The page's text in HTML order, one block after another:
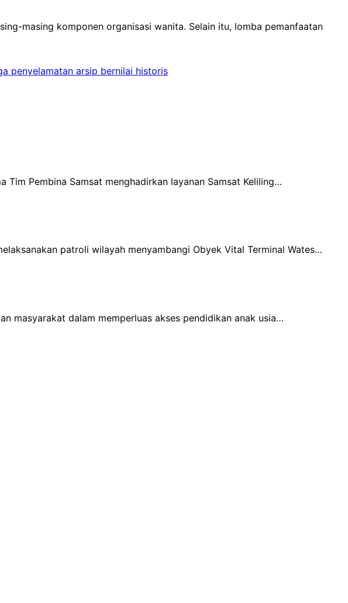
masing komponen organisasi wanita. Selain itu, lomba pemanfaatan
penyelamatan arsip bernilai historis
Tim Pembina Samsat menghadirkan layanan Samsat Keliling…
patroli wilayah menyambangi Obyek Vital Terminal Wates…
masyarakat dalam memperluas akses pendidikan anak usia…